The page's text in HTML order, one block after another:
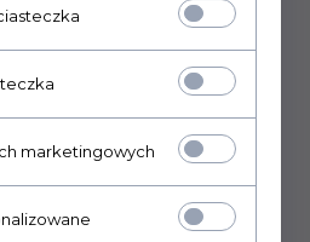
jakość.
każdej kobiety niezależnie od
marketingowych